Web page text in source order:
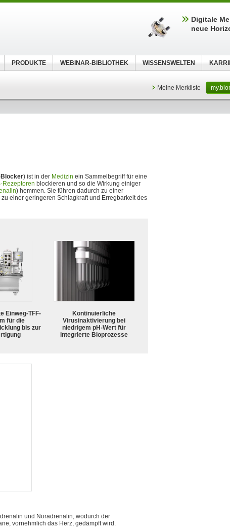
Meine Merkliste
) ist in der Medizin ein Sammelbegriff für eine
Rezeptoren blockieren und so die Wirkung einiger
) hemmen. Sie führen dadurch zu einer
zu einer geringeren Schlagkraft und Erregbarkeit des
Einweg-TFF-
für die
bis zur
Kontinuierliche
Virusinaktivierung bei
niedrigem pH-Wert für
integrierte Bioprozesse
und Noradrenalin, wodurch der
vornehmlich das Herz, gedämpft wird.
Digitale
neue
PRODUKTE WEBINAR-BIBLIOTHEK WISSENSWELTEN